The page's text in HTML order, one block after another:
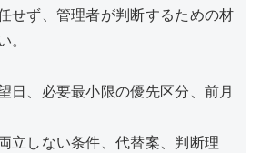
せず、管理者が判断するための材
。
日、必要最小限の優先区分、前月
立しない条件、代替案、判断理